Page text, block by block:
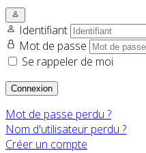
Identifiant
Mot de passe
Se rappeler de moi
Connexion
Mot de passe perdu ?
Nom d'utilisateur perdu ?
Créer un compte